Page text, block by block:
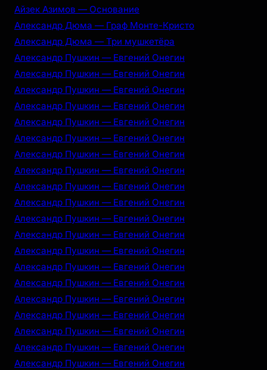
Айзек Азимов — Основание
Александр Дюма — Граф Монте-Кристо
Александр Дюма — Три мушкетёра
Александр Пушкин — Евгений Онегин
Александр Пушкин — Евгений Онегин
Александр Пушкин — Евгений Онегин
Александр Пушкин — Евгений Онегин
Александр Пушкин — Евгений Онегин
Александр Пушкин — Евгений Онегин
Александр Пушкин — Евгений Онегин
Александр Пушкин — Евгений Онегин
Александр Пушкин — Евгений Онегин
Александр Пушкин — Евгений Онегин
Александр Пушкин — Евгений Онегин
Александр Пушкин — Евгений Онегин
Александр Пушкин — Евгений Онегин
Александр Пушкин — Евгений Онегин
Александр Пушкин — Евгений Онегин
Александр Пушкин — Евгений Онегин
Александр Пушкин — Евгений Онегин
Александр Пушкин — Евгений Онегин
Александр Пушкин — Евгений Онегин
Александр Пушкин — Евгений Онегин